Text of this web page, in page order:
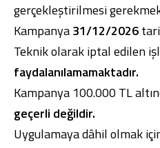
gerçekleştirilmesi
Kampanya31/12/2026
Teknik olarak iptal edilen
faydalanılamamaktadır.
Kampanya 100.000 TL
geçerli değildir.
Uygulamaya dâhil olmak